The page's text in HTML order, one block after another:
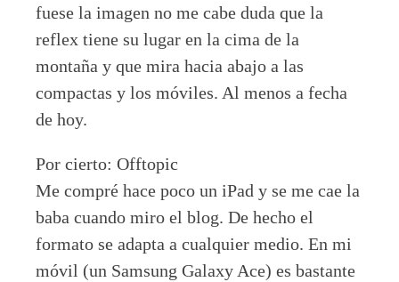
fuese la imagen no me cabe duda que la
reflex tiene su lugar en la cima de la
montaña y que mira hacia abajo a las
compactas y los móviles. Al menos a fecha
de hoy.
Por cierto: Offtopic
Me compré hace poco un iPad y se me cae la
baba cuando miro el blog. De hecho el
formato se adapta a cualquier medio. En mi
móvil (un Samsung Galaxy Ace) es bastante